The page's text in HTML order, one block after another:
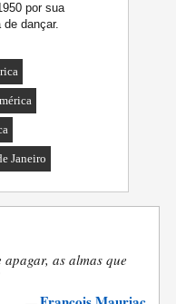
por sua
dançar.
Janeiro
as almas que